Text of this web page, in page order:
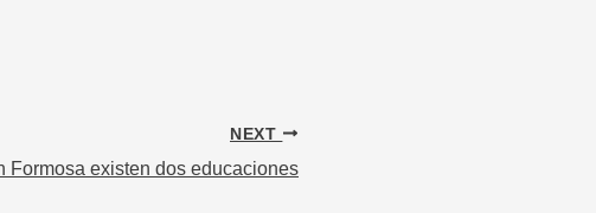
NEXT
Formosa existen dos educaciones